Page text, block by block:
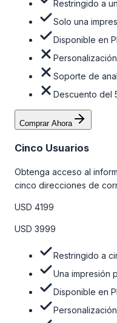
Restringido a
Solo una
Disponible en
Soporte de
Descuento del
Comprar Ahora
Cinco Usuarios
Obtenga acceso al
cinco direcciones de
venta y el soporte post-
obtener más
USD 4199
USD 3999
Restringido a
Una impresión
Disponible en